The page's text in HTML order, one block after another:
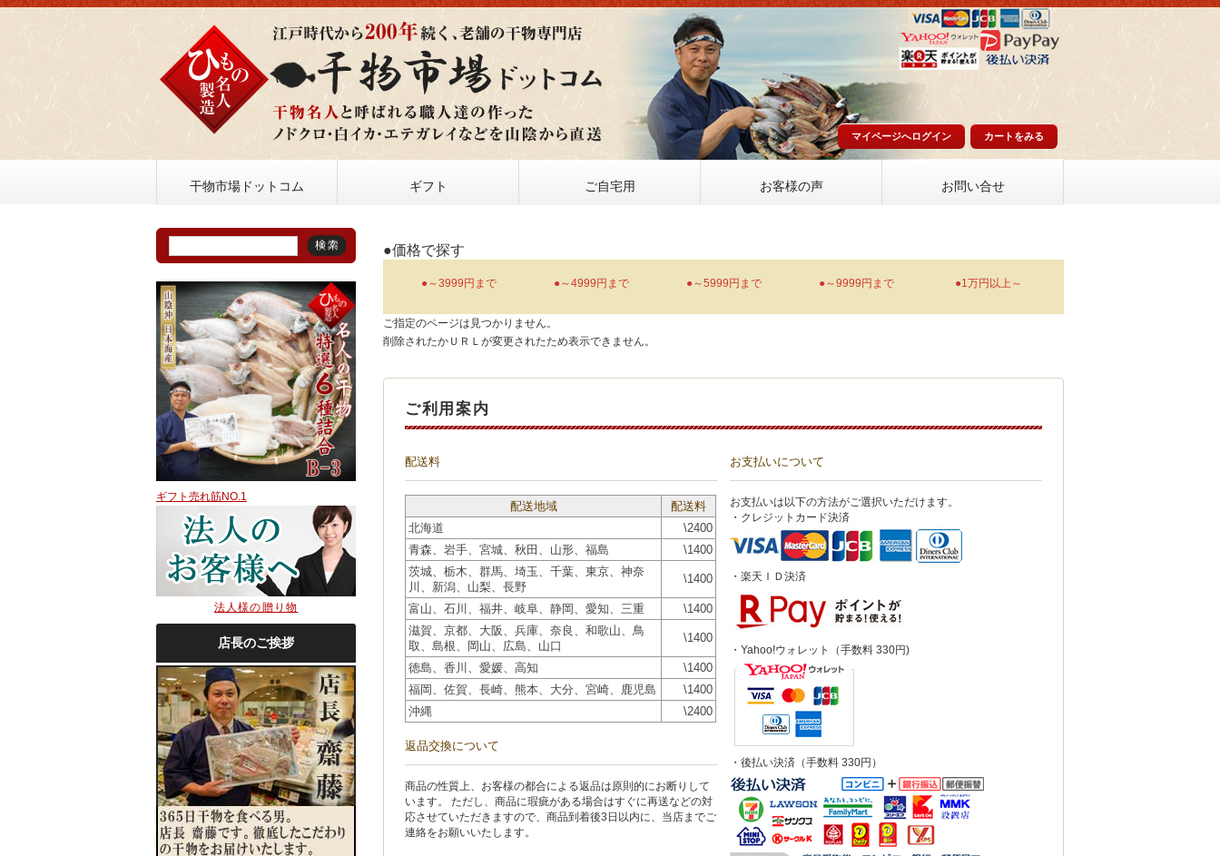
マイページへログイン カートをみる
干物市場ドットコム ギフト ご自宅用 お客様の声 お問い合せ
●価格で探す
●～3999円まで ●～4999円まで ●～5999円まで ●～9999円まで ●1万円以上～
ご指定のページは見つかりません。
削除されたかＵＲＬが変更されたため表示できません。
ご利用案内
配送料
配送地域
配送料
北海道
\2400
青森、岩手、宮城、秋田、山形、福島
\1400
茨城、栃木、群馬、埼玉、千葉、東京、神奈
川、新潟、山梨、長野
\1400
富山、石川、福井、岐阜、静岡、愛知、三重
\1400
滋賀、京都、大阪、兵庫、奈良、和歌山、鳥
取、島根、岡山、広島、山口
\1400
徳島、香川、愛媛、高知
\1400
福岡、佐賀、長崎、熊本、大分、宮崎、鹿児島
\1400
沖縄
\2400
返品交換について
商品の性質上、お客様の都合による返品は原則的にお断りして
います。 ただし、商品に瑕疵がある場合はすぐに再送などの対
応させていただきますので、商品到着後3日以内に、当店までご
連絡をお願いいたします。
お支払いについて
お支払いは以下の方法がご選択いただけます。
・クレジットカード決済
・楽天ＩＤ決済
・Yahoo!ウォレット（手数料 330円)
・後払い決済（手数料 330円）
ギフト売れ筋NO.1
法人様の贈り物
店長のご挨拶